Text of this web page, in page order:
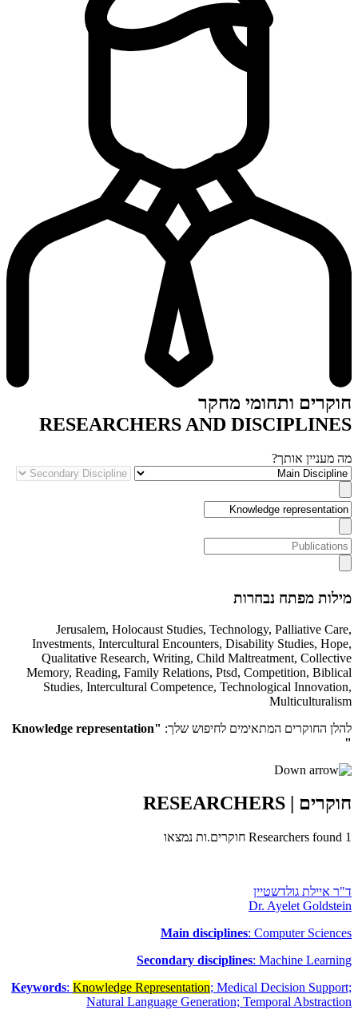
חוקרים ותחומי מחקר
RESEARCHERS AND DISCIPLINES
מה מעניין אותך?
מילות מפתח נבחרות
Jerusalem, Holocaust Studies, Technology, Palliative Care,
Investments, Intercultural Encounters, Disability Studies, Hope,
Qualitative Research, Writing, Child Maltreatment, Collective
Memory, Reading, Family Relations, Ptsd, Competition, Biblical
Studies, Intercultural Competence, Technological Innovation,
Multiculturalism
להלן החוקרים המתאימים לחיפוש שלך:
"Knowledge representation
"
חוקרים
Researchers found 1 חוקרים.ות נמצאו
ד"ר איילת גולדשטיין
Dr. Ayelet Goldstein
Main disciplines: Computer Sciences
Secondary disciplines: Machine Learning
Keywords: Knowledge Representation; Medical Decision Support;
Natural Language Generation; Temporal Abstraction